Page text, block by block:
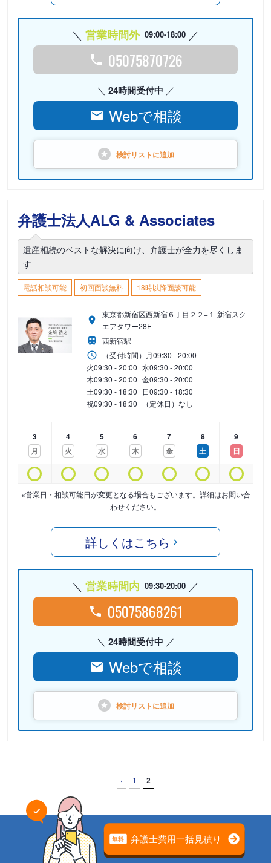
営業時間外 09:00-18:00
05075870726
24時間受付中
Webで相談
検討リストに追加
弁護士法人ALG & Associates
遺産相続のベストな解決に向け、弁護士が全力を尽くしま
す
電話相談可能 初回面談無料 18時以降面談可能
東京都新宿区西新宿６丁目２２−１ 新宿スク
エアタワー28F
西新宿駅
（受付時間） 月09:30 - 20:00
火09:30 - 20:00 水09:30 - 20:00
木09:30 - 20:00 金09:30 - 20:00
土09:30 - 18:30 日09:30 - 18:30
祝09:30 - 18:30 （定休日）なし
3
月
4
火
5
水
6
木
7
金
8
土
9
日
※営業日・相談可能日が変更となる場合もございます。詳細はお問い合
わせください。
詳しくはこちら
営業時間内 09:30-20:00
05075868261
24時間受付中
Webで相談
検討リストに追加
‹ 1 2
遺産相続弁護士ガイドトップ 高知県